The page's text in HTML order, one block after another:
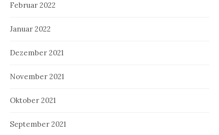
Februar 2022
Januar 2022
Dezember 2021
November 2021
Oktober 2021
September 2021